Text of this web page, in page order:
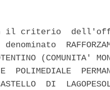
il criterio
(COMUNITA'
POLIMEDIALE
DI